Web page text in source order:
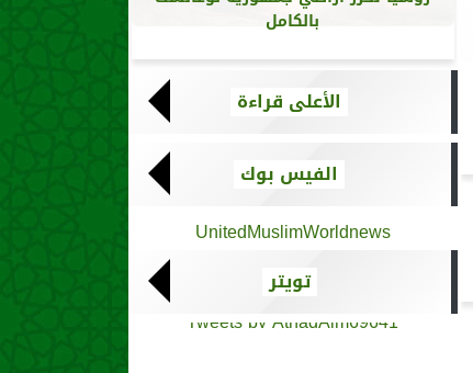
بالكامل
الأعلى قراءة
الفيس بوك
UnitedMuslimWorldnews
تويتر
Tweets by AthadAlm69641